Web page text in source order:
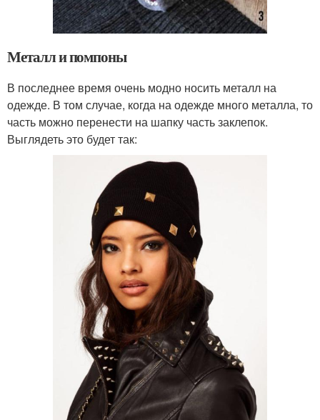
Металл и помпоны
В последнее время очень модно носить металл на
одежде. В том случае, когда на одежде много металла, то
часть можно перенести на шапку часть заклепок.
Выглядеть это будет так: